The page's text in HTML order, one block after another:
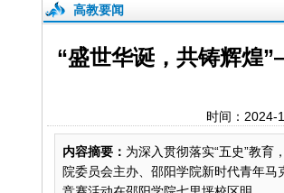
高教要闻
“盛世华诞，共铸辉煌
时间：
内容摘要： 为深入贯彻落实“五史”教
院委员会主办、邵阳学院新时代青年